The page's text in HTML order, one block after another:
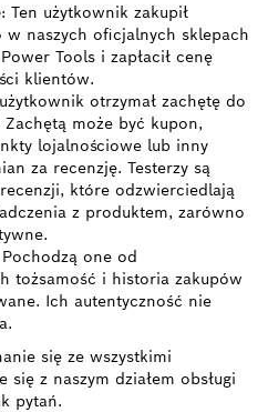
: Ten użytkownik zakupił
naszych oficjalnych sklepach
Tools i zapłacił cenę
klientów.
otrzymał zachętę do
może być kupon,
lojalnościowe lub inny
za recenzję. Testerzy są
które odzwierciedlają
z produktem, zarówno
one od
tożsamość i historia zakupów
Ich autentyczność nie
się ze wszystkimi
z naszym działem obsługi
pytań.